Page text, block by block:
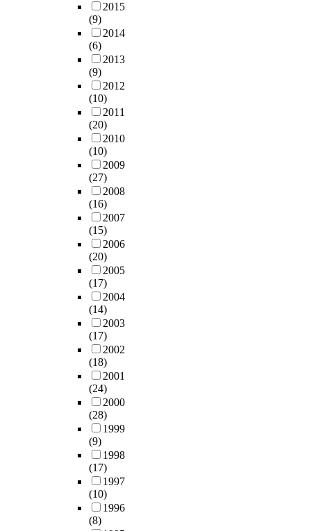
2015
(9)
2014
(6)
2013
(9)
2012
(10)
2011
(20)
2010
(10)
2009
(27)
2008
(16)
2007
(15)
2006
(20)
2005
(17)
2004
(14)
2003
(17)
2002
(18)
2001
(24)
2000
(28)
1999
(9)
1998
(17)
1997
(10)
1996
(8)